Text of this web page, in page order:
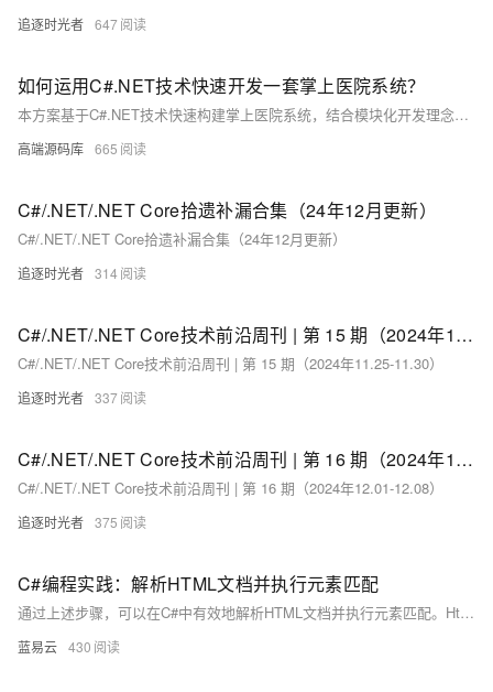
追逐时光者 647
如何运用C#.NET技术快速开发一套掌上医院系统？
本方案基于C#.NET技术快速构建掌上医院系统，结合模块化开发理念与医院信息化需求。核心功能涵盖用户端的预约挂号、在线问诊、报告查询等，以及管理端的排班管理和数据统计。采用.NET Core Web API与uni-app实现前后端分离，支持跨平台小程序开发。数据库选用SQL Server 2012，并通过读写分离与索引优化提升性能。部署方案包括Windows Server与负载均衡设计，确保高可用性。同时针对API差异、数据库老化及高并发等问题制定应对措施，保障系统稳定运行。推荐使用Postman、Redgate等工具辅助开发，提升效率与质量。
高端源码库 665
C#/.NET/.NET Core拾遗补漏合集（24年12月更新）
C#/.NET/.NET Core拾遗补漏合集（24年12月更新）
追逐时光者 314
C#/.NET/.NET Core技术前沿周刊 | 第 15 期（2024年11.25-11.30）
C#/.NET/.NET Core技术前沿周刊 | 第 15 期（2024年11.25-11.30）
追逐时光者 337
C#/.NET/.NET Core技术前沿周刊 | 第 16 期（2024年12.01-12.08）
C#/.NET/.NET Core技术前沿周刊 | 第 16 期（2024年12.01-12.08）
追逐时光者 375
C#编程实践：解析HTML文档并执行元素匹配
通过上述步骤，可以在C#中有效地解析HTML文档并执行元素匹配。HtmlAgilityPack提供了一个强大而灵活的工具集，可以处理各种HTML解析任务。
蓝易云 430